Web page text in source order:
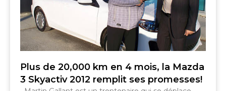
Plus de 20,000 km en 4 mois, la Mazda
3 Skyactiv 2012 remplit ses promesses!